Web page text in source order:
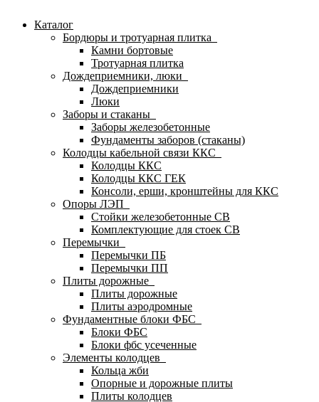
Каталог
Бордюры и тротуарная плитка
Камни бортовые
Тротуарная плитка
Дождеприемники, люки
Дождеприемники
Люки
Заборы и стаканы
Заборы железобетонные
Фундаменты заборов (стаканы)
Колодцы кабельной связи ККС
Колодцы ККС
Колодцы ККС ГЕК
Консоли, ерши, кронштейны для ККС
Опоры ЛЭП
Стойки железобетонные СВ
Комплектующие для стоек СВ
Перемычки
Перемычки ПБ
Перемычки ПП
Плиты дорожные
Плиты дорожные
Плиты аэродромные
Фундаментные блоки ФБС
Блоки ФБС
Блоки фбс усеченные
Элементы колодцев
Кольца жби
Опорные и дорожные плиты
Плиты колодцев